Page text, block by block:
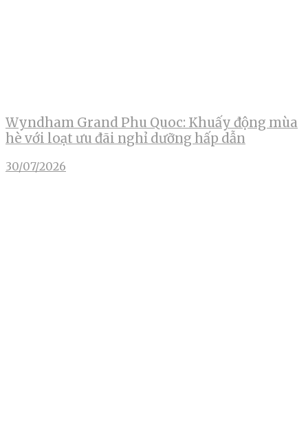
Wyndham Grand Phu Quoc: Khuấy động mùa
hè với loạt ưu đãi nghỉ dưỡng hấp dẫn
30/07/2026